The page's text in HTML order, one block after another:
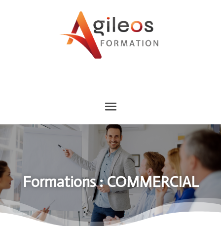
Formations : COMMERCIAL